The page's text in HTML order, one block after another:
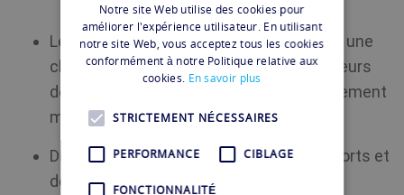
Les blocages géographiques deviennent une
chose du passé, permettant aux utilisateurs
de vivre une expérience internet véritablement
mondiale.
Diffusez des films, des séries TV, des sports et
des actualités internationaux sans
FRENCH
Notre site Web utilise des cookies pour
améliorer l'expérience utilisateur. En utilisant
notre site Web, vous acceptez tous les cookies
conformément à notre Politique relative aux
cookies. En savoir plus
STRICTEMENT NÉCESSAIRES
PERFORMANCE CIBLAGE
FONCTIONNALITÉ